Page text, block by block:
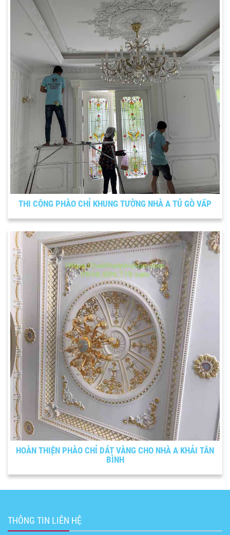
THI CÔNG PHÀO CHỈ KHUNG TƯỜNG NHÀ A TÚ GÒ VẤP
HOÀN THIỆN PHÀO CHỈ DÁT VÀNG CHO NHÀ A KHẢI TÂN
BÌNH
THÔNG TIN LIÊN HỆ